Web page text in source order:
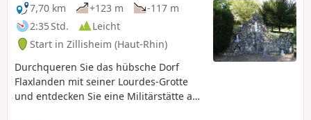
7,70 km
+123 m
-117 m
2:35 Std.
Leicht
Start in Zillisheim (Haut-Rhin)
Durchqueren Sie das hübsche Dorf
Flaxlanden mit seiner Lourdes-Grotte
und entdecken Sie eine Militärstätte aus